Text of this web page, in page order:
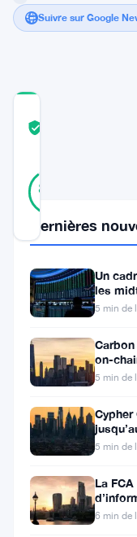
Suivre sur Google
89
Mis à jour 3
Dans
mouvement
important
qui
des
ondulations
travers
Dernières
Un
les
à 55
5 min de
on-
crypto
5 min de
fonds
5 min de
La
1
6 min de